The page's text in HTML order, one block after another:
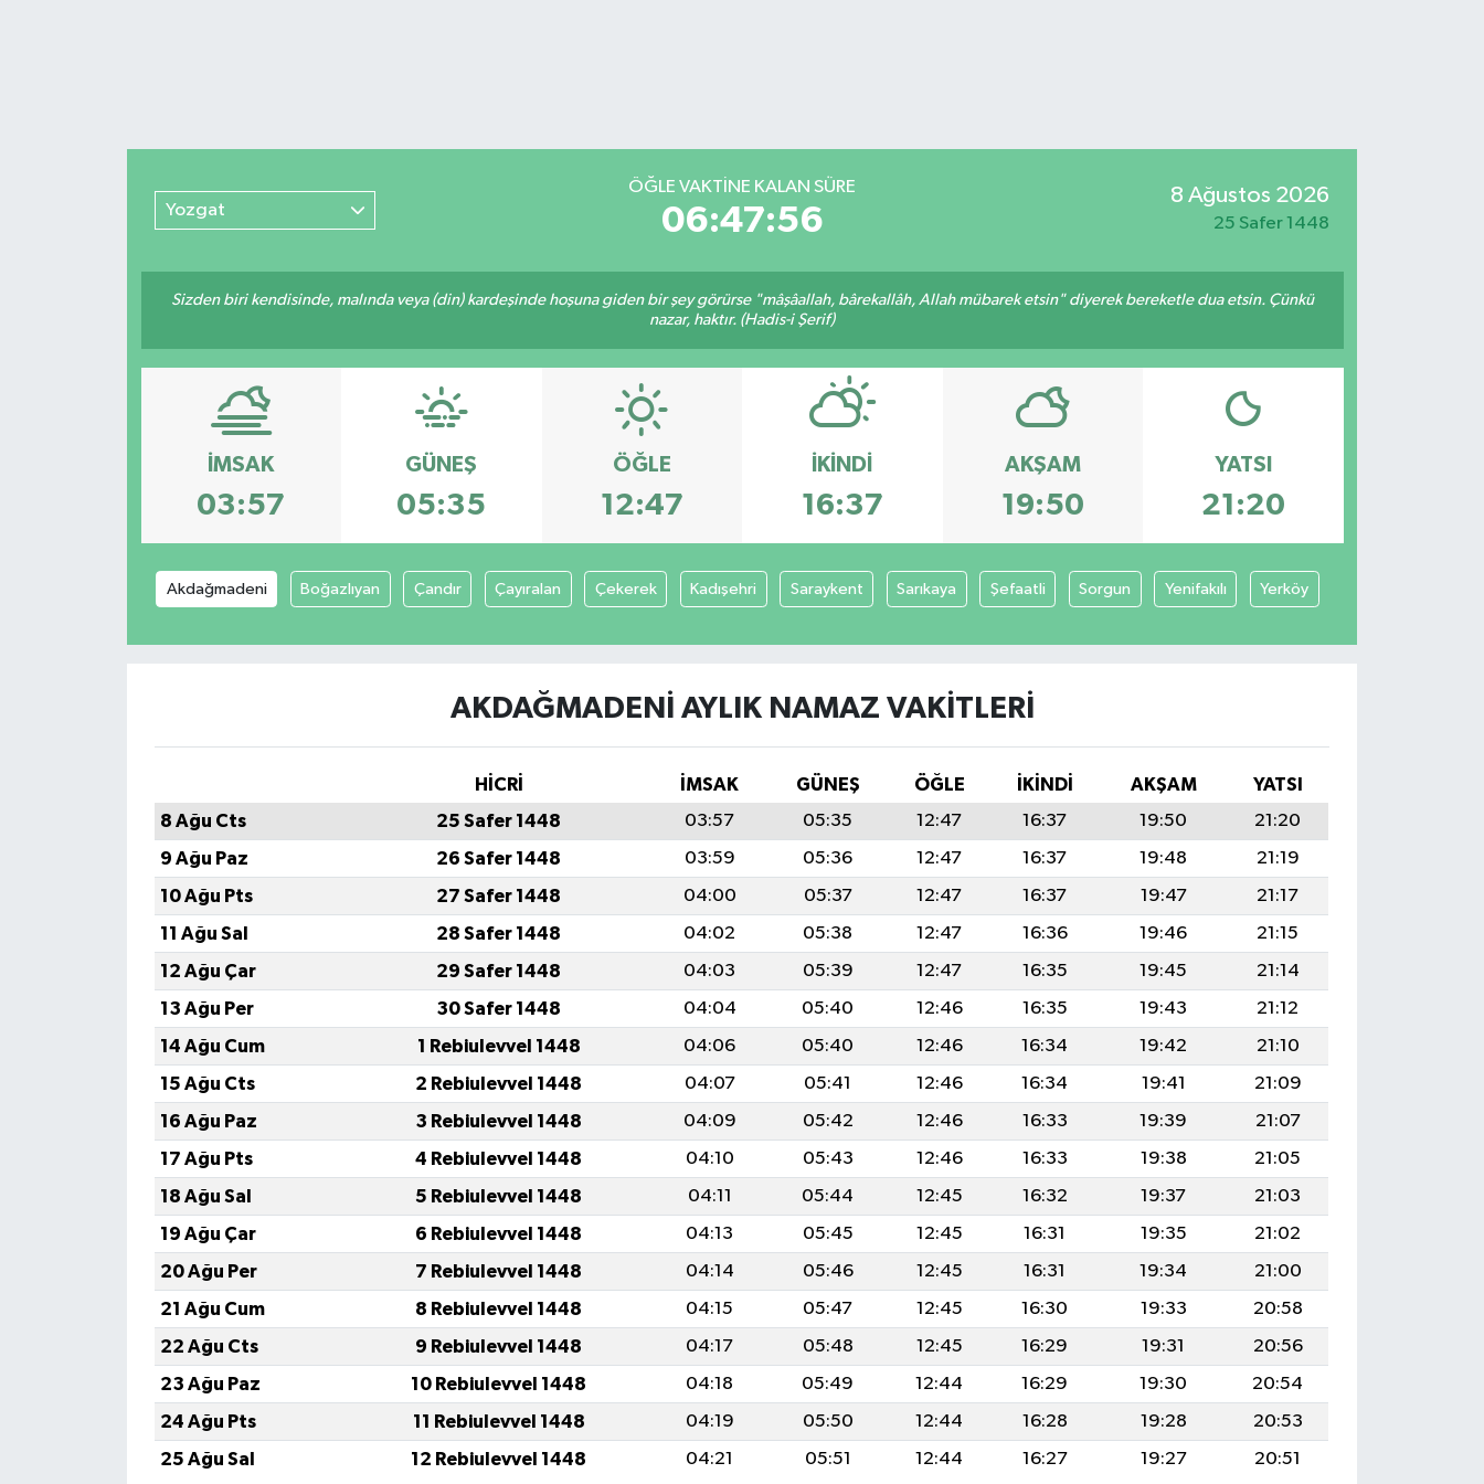
Yozgat
ÖĞLE VAKTİNE KALAN SÜRE
06:47:56
8 Ağustos 2026
25 Safer 1448
Sizden biri kendisinde, malında veya (din) kardeşinde hoşuna giden bir şey görürse "mâşâallah, bârekallâh, Allah mübarek etsin" diyerek bereketle dua etsin. Çünkü
nazar, haktır. (Hadis-i Şerif)
İMSAK
03:57
GÜNEŞ
05:35
ÖĞLE
12:47
İKINDI
16:37
AKŞAM
19:50
YATSI
21:20
Akdağmadeni Boğazlıyan Çandır Çayıralan Çekerek Kadışehri Saraykent Sarıkaya Şefaatli Sorgun Yenifakılı Yerköy
AKDAĞMADENI AYLIK NAMAZ VAKITLERI
HİCRİ İMSAK GÜNEŞ ÖĞLE İKINDI AKŞAM
YATSI
8 Ağu Cts
25 Safer 1448 03:57 05:35 12:47 16:37 19:50
21:20
9 Ağu Paz
26 Safer 1448 03:59 05:36 12:47 16:37 19:48
21:19
10 Ağu Pts
27 Safer 1448 04:00 05:37 12:47 16:37 19:47
21:17
11 Ağu Sal
28 Safer 1448 04:02 05:38 12:47 16:36 19:46
21:15
12 Ağu Çar
29 Safer 1448 04:03 05:39 12:47 16:35 19:45
21:14
13 Ağu Per
30 Safer 1448 04:04 05:40 12:46 16:35 19:43
21:12
14 Ağu Cum
1 Rebiulevvel 1448 04:06 05:40 12:46 16:34 19:42
21:10
15 Ağu Cts
2 Rebiulevvel 1448 04:07 05:41 12:46 16:34 19:41
21:09
16 Ağu Paz
3 Rebiulevvel 1448 04:09 05:42 12:46 16:33 19:39
21:07
17 Ağu Pts
4 Rebiulevvel 1448 04:10 05:43 12:46 16:33 19:38
21:05
18 Ağu Sal
5 Rebiulevvel 1448 04:11 05:44 12:45 16:32 19:37
21:03
19 Ağu Çar
6 Rebiulevvel 1448 04:13 05:45 12:45 16:31 19:35
21:02
20 Ağu Per
7 Rebiulevvel 1448 04:14 05:46 12:45 16:31 19:34
21:00
21 Ağu Cum
8 Rebiulevvel 1448 04:15 05:47 12:45 16:30 19:33
20:58
22 Ağu Cts
9 Rebiulevvel 1448 04:17 05:48 12:45 16:29 19:31
20:56
23 Ağu Paz
10 Rebiulevvel 1448 04:18 05:49 12:44 16:29 19:30
20:54
24 Ağu Pts
11 Rebiulevvel 1448 04:19 05:50 12:44 16:28 19:28
20:53
25 Ağu Sal
12 Rebiulevvel 1448 04:21 05:51 12:44 16:27 19:27 20:51